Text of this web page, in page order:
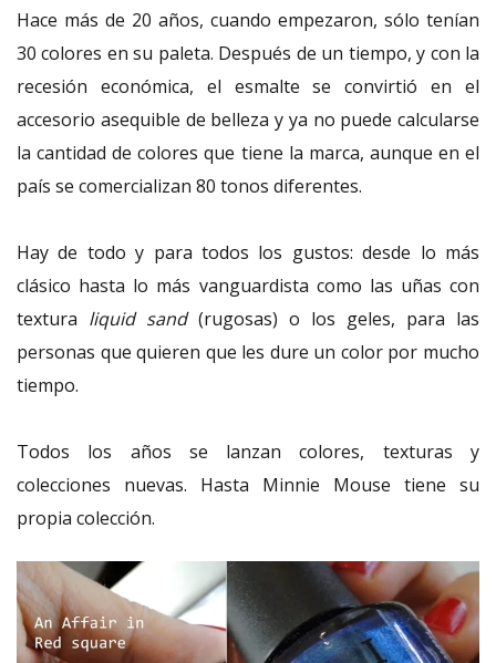
Hace más de 20 años, cuando empezaron, sólo tenían
30 colores en su paleta. Después de un tiempo, y con la
recesión económica, el esmalte se convirtió en el
accesorio asequible de belleza y ya no puede calcularse
la cantidad de colores que tiene la marca, aunque en el
país se comercializan 80 tonos diferentes.
Hay de todo y para todos los gustos: desde lo más
clásico hasta lo más vanguardista como las uñas con
textura liquid sand(rugosas) o los geles, para las
personas que quieren que les dure un color por mucho
tiempo.
Todos los años se lanzan colores, texturas y
colecciones nuevas. Hasta Minnie Mouse tiene su
propia colección.